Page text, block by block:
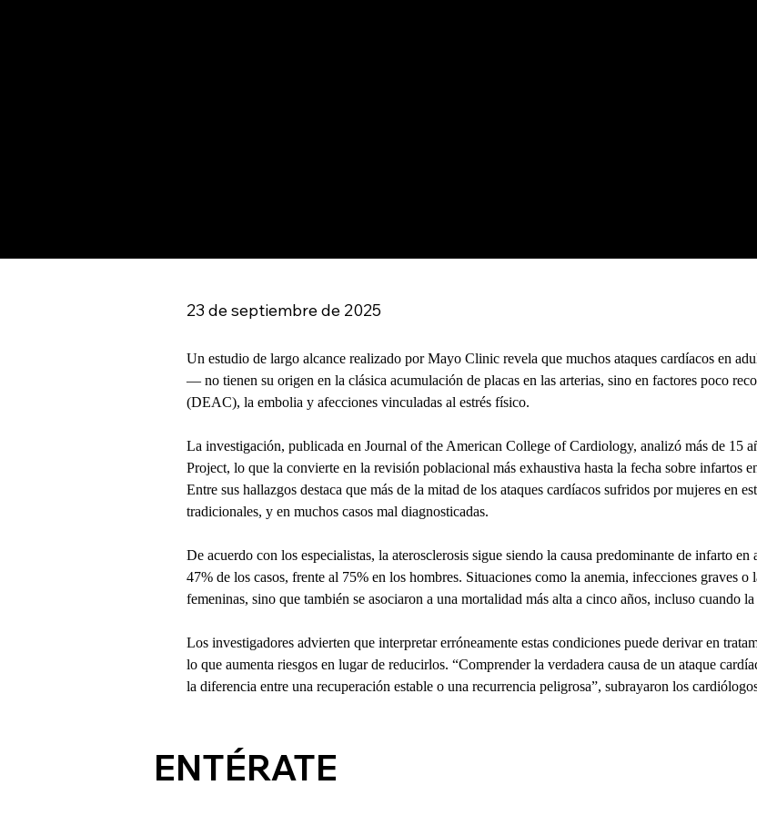
23 de septiembre de 2025
Un estudio de largo alcance realizado por Mayo Clinic revela que muchos ataques cardíacos en
— no tienen su origen en la clásica acumulación de placas en las arterias, sino en factores poco
(DEAC), la embolia y afecciones vinculadas al estrés físico.
La investigación, publicada en Journal of the American College of Cardiology, analizó más de 15
Project, lo que la convierte en la revisión poblacional más exhaustiva hasta la fecha sobre infartos
Entre sus hallazgos destaca que más de la mitad de los ataques cardíacos sufridos por mujeres en
tradicionales, y en muchos casos mal diagnosticadas.
De acuerdo con los especialistas, la aterosclerosis sigue siendo la causa predominante de infarto
47% de los casos, frente al 75% en los hombres. Situaciones como la anemia, infecciones graves
femeninas, sino que también se asociaron a una mortalidad más alta a cinco años, incluso cuando
Los investigadores advierten que interpretar erróneamente estas condiciones puede derivar en
lo que aumenta riesgos en lugar de reducirlos. “Comprender la verdadera causa de un ataque
la diferencia entre una recuperación estable o una recurrencia peligrosa”, subrayaron los
ENTÉRATE